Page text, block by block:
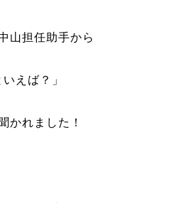
山担任助手から
いえば？」
かれました！